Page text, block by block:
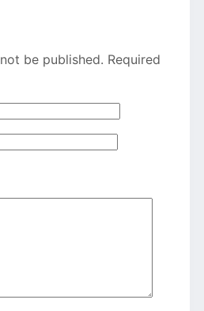
be published. Required